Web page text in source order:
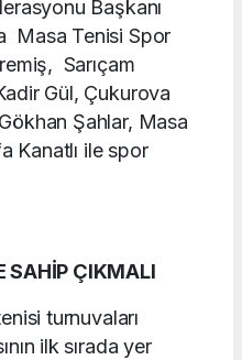
Başkanı
Masa Tenisi Spor
Sarıçam
Gül, Çukurova
Şahlar, Masa
Kanatlı ile spor
SAHİP ÇIKMALI
turnuvaları
ilk sırada yer